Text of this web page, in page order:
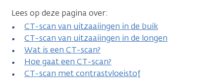
Lees op deze pagina over:
CT-scan van uitzaaiingen in de buik
CT-scan van uitzaaiingen in de longen
Wat is een CT-scan?
Hoe gaat een CT-scan?
CT-scan met contrastvloeistof